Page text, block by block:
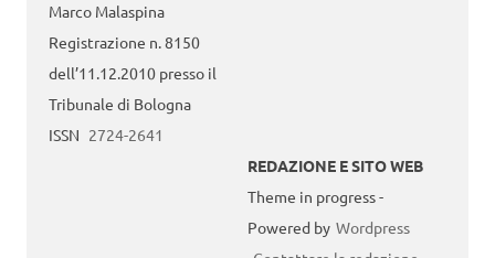
Marco Malaspina
Registrazione n. 8150
dell’11.12.2010 presso il
Tribunale di Bologna
ISSN 2724-2641
REDAZIONE E SITO WEB
Theme in progress -
Powered by Wordpress